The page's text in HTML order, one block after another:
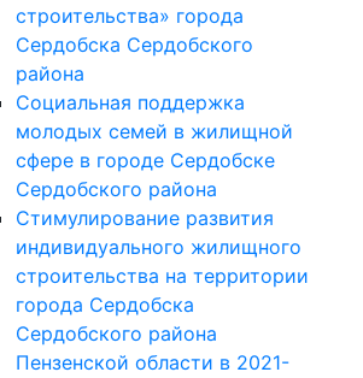
строительства» города
Сердобска Сердобского
района
Социальная поддержка
молодых семей в жилищной
сфере в городе Сердобске
Сердобского района
Стимулирование развития
индивидуального жилищного
строительства на территории
города Сердобска
Сердобского района
Пензенской области в 2021-